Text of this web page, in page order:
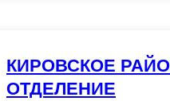
КИРОВСКОЕ
ОТДЕЛЕНИЕ